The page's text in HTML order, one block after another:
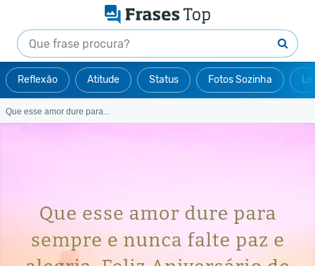
Reflexão Atitude Status Fotos Sozinha
Que esse amor dure para...